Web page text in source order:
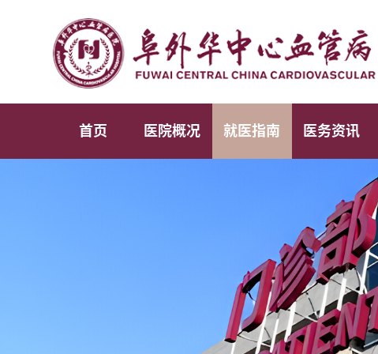
首页 医院概况 就医指南 医务资讯